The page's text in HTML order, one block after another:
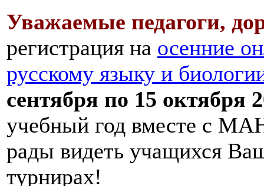
Уважаемые педагоги,
регистрация на осенние
русскому языку и
сентября по 15 октября
учебный год вместе с
рады видеть учащихся
турнирах!